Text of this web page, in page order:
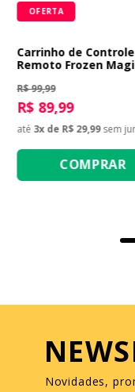
OFERTA
Carrinho de Controle
Remoto Frozen
R$ 99,99
R$ 89,99
até 3x de R$ 29,99 sem
COMPRAR
Novidades,